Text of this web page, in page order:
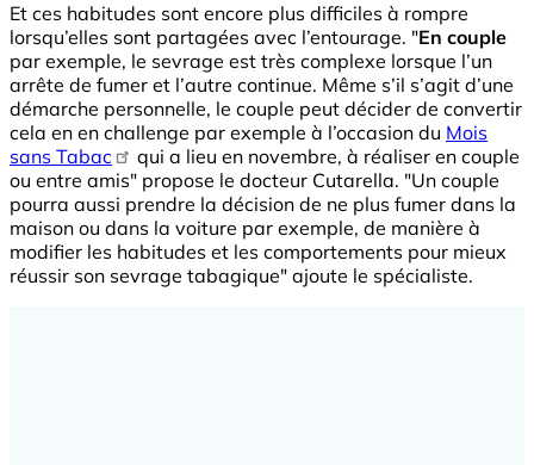
Et ces habitudes sont encore plus difficiles à rompre
lorsqu’elles sont partagées avec l’entourage. "En couple
par exemple, le sevrage est très complexe lorsque l’un
arrête de fumer et l’autre continue. Même s’il s’agit d’une
démarche personnelle, le couple peut décider de convertir
cela en en challenge par exemple à l’occasion du Mois
sans Tabac
qui a lieu en novembre, à réaliser en couple
ou entre amis" propose le docteur Cutarella. "Un couple
pourra aussi prendre la décision de ne plus fumer dans la
maison ou dans la voiture par exemple, de manière à
modifier les habitudes et les comportements pour mieux
réussir son sevrage tabagique" ajoute le spécialiste.